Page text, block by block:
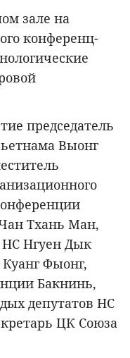
зале на
конференц-
председатель
Выонг
Тхань Ман,
НС Нгуен Дык
Фыонг,
Бакнинь,
депутатов НС
ЦК Союза